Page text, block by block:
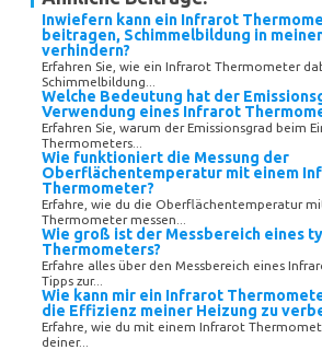
Inwiefern kann ein Infrarot
beitragen, Schimmelbildung in
verhindern?
Erfahren Sie, wie ein Infrarot Thermometer
Schimmelbildung...
Welche Bedeutung hat der
Verwendung eines Infrarot
Erfahren Sie, warum der Emissionsgrad beim
Thermometers...
Wie funktioniert die Messung der
Oberflächentemperatur mit einem
Thermometer?
Erfahre, wie du die Oberflächentemperatur
Thermometer messen...
Wie groß ist der Messbereich eines
Thermometers?
Erfahre alles über den Messbereich eines
Tipps zur...
Wie kann mir ein Infrarot
die Effizienz meiner Heizung zu
Erfahre, wie du mit einem Infrarot
deiner...